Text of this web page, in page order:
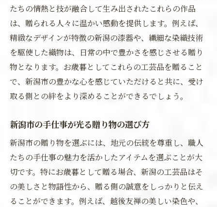
たちの情熱と技が融合して生み出されたこれらの作品
は、贈られる人々に温かい感動を提供します。例えば、
精緻なデザインが特徴の新潟の漆器や、繊細な染織技術
を駆使した織物は、日常の中で豊かさを感じさせる贈り
物となります。お歳暮としてこれらの工芸品を贈ること
で、新潟市の豊かな心を感じていただけると共に、受け
取る側との絆をより深めることができるでしょう。
新潟市の手仕事が光る贈り物の選び方
新潟市の贈り物を選ぶには、地元の伝統を尊重し、職人
たちの手仕事の魅力を活かしたアイテムを選ぶことが大
切です。特にお歳暮として贈る場合、新潟の工芸品はそ
の美しさと物語性から、贈る側の誠意をしっかりと伝え
ることができます。例えば、越後友禅の美しい染色や、